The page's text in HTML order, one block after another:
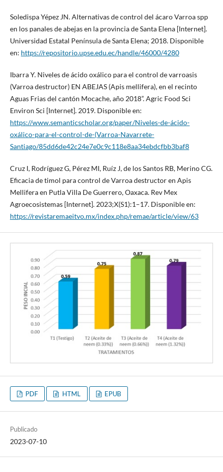
Soledispa Yépez JN. Alternativas de control del ácaro Varroa spp
en los panales de abejas en la provincia de Santa Elena [Internet].
Universidad Estatal Península de Santa Elena; 2018. Disponible
en: https://repositorio.upse.edu.ec/handle/46000/4280
Ibarra Y. Niveles de ácido oxálico para el control de varroasis
(Varroa destructor) EN ABEJAS (Apis mellifera), en el recinto
Aguas Frias del cantón Mocache, año 2018”. Agric Food Sci
Environ Sci [Internet]. 2019. Disponible en:
https://www.semanticscholar.org/paper/Niveles-de-ácido-
oxálico-para-el-control-de-(Varroa-Navarrete-
Santiago/85dd6de42c24e7e0c9c118e8aa34ebdcfbb3baf8
Cruz I, Rodríguez G, Pérez MI, Ruíz J, de los Santos RB, Merino CG.
Eficacia de timol para control de Varroa destructor en Apis
Mellifera en Putla Villa De Guerrero, Oaxaca. Rev Mex
Agroecosistemas [Internet]. 2023;X(S1):1–17. Disponible en:
https://revistaremaeitvo.mx/index.php/remae/article/view/63
PDF HTML EPUB
Publicado
2023-07-10